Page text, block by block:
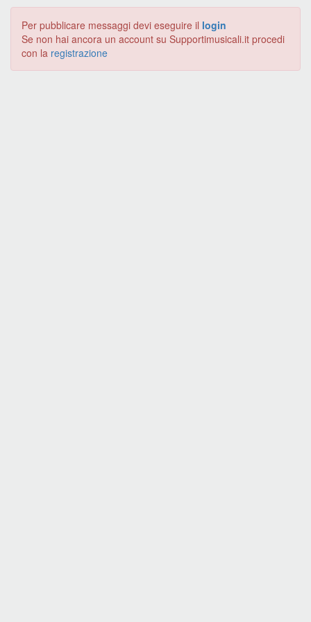
Per pubblicare messaggi devi eseguire il login
Se non hai ancora un account su Supportimusicali.it procedi
con la registrazione